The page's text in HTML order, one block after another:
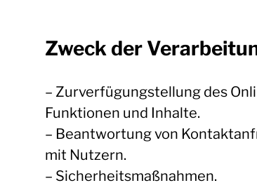
Zweck der
– Zurverfügungstellung des
Funktionen und Inhalte.
– Beantwortung von
mit Nutzern.
– Sicherheitsmaßnahmen.